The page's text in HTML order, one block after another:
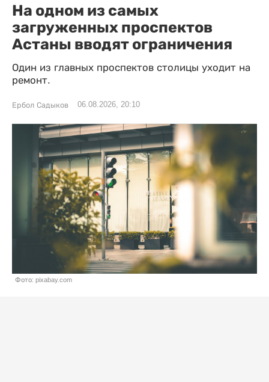
На одном из самых
загруженных проспектов
Астаны вводят ограничения
Один из главных проспектов столицы уходит на
ремонт.
Ербол Садыков 06.08.2026, 20:10
Фото: pixabay.com